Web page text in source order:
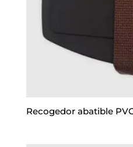
Recogedor abatible